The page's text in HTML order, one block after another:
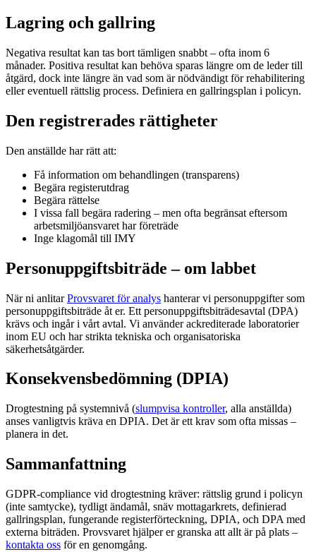
Lagring och gallring
Negativa resultat kan tas bort tämligen snabbt – ofta inom 6
månader. Positiva resultat kan behöva sparas längre om de leder till
åtgärd, dock inte längre än vad som är nödvändigt för rehabilitering
eller eventuell rättslig process. Definiera en gallringsplan i policyn.
Den registrerades rättigheter
Den anställde har rätt att:
Få information om behandlingen (transparens)
Begära registerutdrag
Begära rättelse
I vissa fall begära radering – men ofta begränsat eftersom
arbetsmiljöansvaret har företräde
Inge klagomål till IMY
Personuppgiftsbiträde – om labbet
När ni anlitarProvsvaret för analys hanterar vi personuppgifter som
personuppgiftsbiträde åt er. Ett personuppgiftsbiträdesavtal (DPA)
krävs och ingår i vårt avtal. Vi använder ackrediterade laboratorier
inom EU och har strikta tekniska och organisatoriska
säkerhetsåtgärder.
Konsekvensbedömning (DPIA)
Drogtestning på systemnivå (slumpvisa kontroller, alla anställda)
anses vanligtvis kräva en DPIA. Det är ett krav som ofta missas –
planera in det.
Sammanfattning
GDPR-compliance vid drogtestning kräver: rättslig grund i policyn
(inte samtycke), tydligt ändamål, snäv mottagarkrets, definierad
gallringsplan, fungerande registerförteckning, DPIA, och DPA med
externa biträden. Provsvaret hjälper er granska att allt är på plats –
kontakta oss för en genomgång.